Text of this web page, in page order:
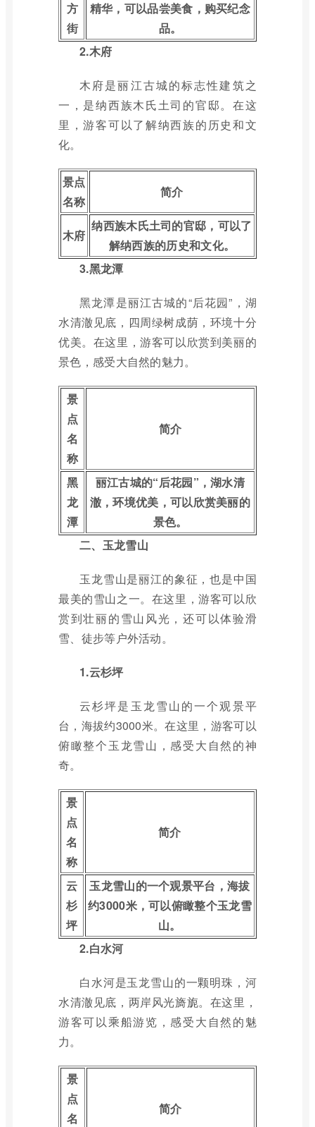
方
街
精华，可以品尝美食，购买纪念
品。
2.木府
木府是丽江古城的标志性建筑之
一，是纳西族木氏土司的官邸。在这
里，游客可以了解纳西族的历史和文
化。
景点
名称
简介
木府
纳西族木氏土司的官邸，可以了
解纳西族的历史和文化。
3.黑龙潭
黑龙潭是丽江古城的“后花园”，湖
水清澈见底，四周绿树成荫，环境十分
优美。在这里，游客可以欣赏到美丽的
景色，感受大自然的魅力。
景
点
名
称
简介
黑
龙
潭
丽江古城的“后花园”，湖水清
澈，环境优美，可以欣赏美丽的
景色。
二、玉龙雪山
玉龙雪山是丽江的象征，也是中国
最美的雪山之一。在这里，游客可以欣
赏到壮丽的雪山风光，还可以体验滑
雪、徒步等户外活动。
1.云杉坪
云杉坪是玉龙雪山的一个观景平
台，海拔约3000米。在这里，游客可以
俯瞰整个玉龙雪山，感受大自然的神
奇。
景
点
名
称
简介
云
杉
坪
玉龙雪山的一个观景平台，海拔
约3000米，可以俯瞰整个玉龙雪
山。
2.白水河
白水河是玉龙雪山的一颗明珠，河
水清澈见底，两岸风光旖旎。在这里，
游客可以乘船游览，感受大自然的魅
力。
景
点
名
简介